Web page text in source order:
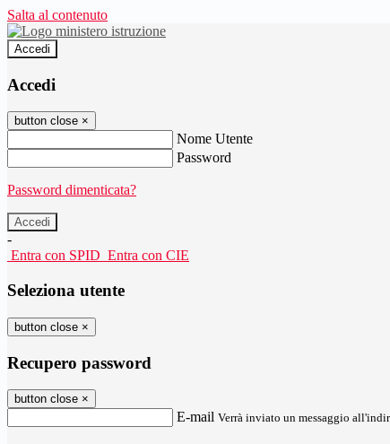
Salta al contenuto
Accedi
Accedi
button close ×
Nome Utente
Password
Password dimenticata?
-
Entra con SPID Entra con CIE
Seleziona utente
button close ×
Recupero password
button close ×
E-mail Verrà inviato un messaggio